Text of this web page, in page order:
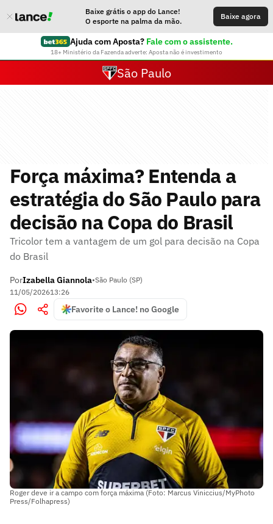
Baixe grátis o app do Lance!
O esporte na palma da mão.
Baixe agora
Ajuda com Aposta? Fale com o assistente.
18+ Ministério da Fazenda adverte: Aposta não é investimento
São Paulo
Força máxima? Entenda a
estratégia do São Paulo para
decisão na Copa do Brasil
Tricolor tem a vantagem de um gol para decisão na Copa
do Brasil
PorIzabella Giannola•São Paulo (SP)
11/05/202613:26
Favorite o Lance! no Google
Roger deve ir a campo com força máxima (Foto: Marcus Viniccius/MyPhoto
Press/Folhapress)